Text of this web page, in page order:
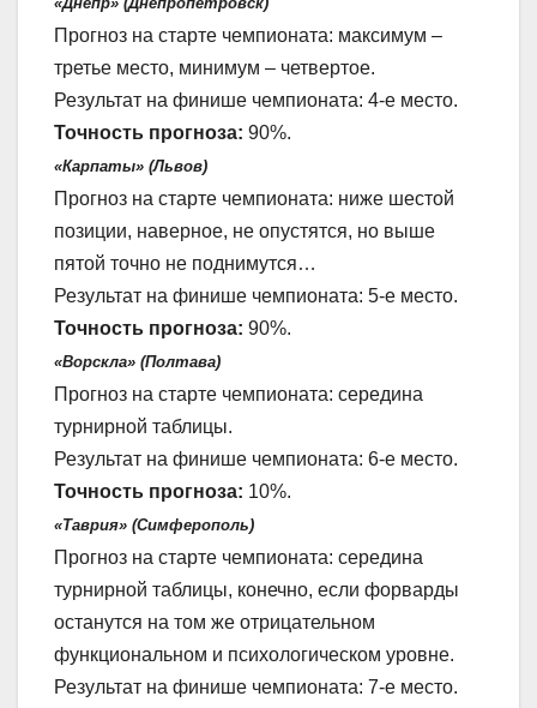
Прогноз на старте чемпионата: максимум –
третье место, минимум – четвертое.
Результат на финише чемпионата: 4-е место.
Точность прогноза: 90%.
«Карпаты» (Львов)
Прогноз на старте чемпионата: ниже шестой
позиции, наверное, не опустятся, но выше
пятой точно не поднимутся…
Результат на финише чемпионата: 5-е место.
Точность прогноза: 90%.
«Ворскла» (Полтава)
Прогноз на старте чемпионата: середина
турнирной таблицы.
Результат на финише чемпионата: 6-е место.
Точность прогноза: 10%.
«Таврия» (Симферополь)
Прогноз на старте чемпионата: середина
турнирной таблицы, конечно, если форварды
останутся на том же отрицательном
функциональном и психологическом уровне.
Результат на финише чемпионата: 7-е место.